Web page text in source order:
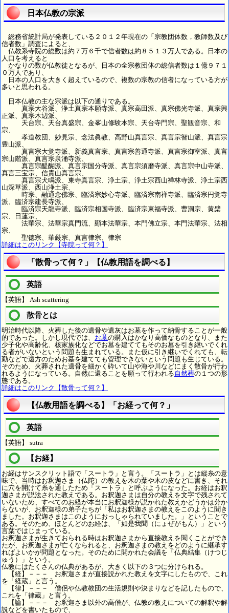
日本仏教の宗派
総務省統計局が発表している２０１２年現在の「宗教団体数，教師数及び
信者数」調査によると、
仏教系寺院の総数は約７万６千で信者数は約８５１３万人である。日本の
人口を考えると
かなりの数が仏教徒となるが、日本の全宗教団体の総信者数は１億９７１
０万人であり、
日本の人口を大きく超えているので、複数の宗教の信者になっている方が
多いと思われる。
日本仏教の主な宗派は以下の通りである。
真宗大谷派、浄土真宗本願寺派、真宗高田派、真宗佛光寺派、真宗興
正派、真宗木辺派、
天台宗、天台真盛宗、金峯山修験本宗、天台寺門宗、聖観音宗、和
宗、
孝道教団、妙見宗、念法眞教、高野山真言宗、真言宗智山派、真言宗
豊山派、
真言宗大覚寺派、新義真言宗、真言宗善通寺派、真言宗御室派、真言
宗山階派、真言宗泉涌寺派、
真言宗醍醐派、真言宗国分寺派、真言宗須磨寺派、真言宗中山寺派、
真言三宝宗、信貴山真言宗、
真言宗犬鳴派、東寺真言宗、浄土宗、浄土宗西山禅林寺派、浄土宗西
山深草派、西山浄土宗、
時宗、融通念佛宗、臨済宗妙心寺派、臨済宗南禅寺派、臨済宗円覚寺
派、臨済宗建長寺派、
臨済宗天龍寺派、臨済宗相国寺派、臨済宗東福寺派、曹洞宗、黄檗
宗、日蓮宗、
法華宗、法華宗真門流、顯本法華宗、本門佛立宗、本門法華宗、法相
宗、
聖徳宗、華厳宗、真言律宗、律宗
詳細はこのリンク【寺院って何？】
「散骨って何？」【仏教用語を調べる】
英語
【英語】 Ash scattering
散骨とは
明治時代以降、火葬した後の遺骨や遺灰はお墓を作って納骨することが一般
的であった。しかし現代では、 お墓の購入はかなり高価なものとなり、また
少子化や高齢化、核家族化などでお墓を建ててもそのお墓を引き継いでくれ
る者がいないという問題も生まれている。また仮に引き継いでくれても、転
勤などで遠方のためお墓を建てても管理できないという問題も生じている。
そのため、火葬された遺骨を細かく砕いて山や海や川などにまく散骨が行わ
れるようになっている。自然に還ることを願って行われる自然葬の１つの形
態である。
詳細はこのリンク【散骨って何？】
【仏教用語を調べる】「お経って何？」
英語
【英語】 sutra
【お経】
お経はサンスクリット語で「スートラ」と言う。「スートラ」とは縦糸の意
味で、当時はお釈迦さま（仏陀）の教えを木の葉や木の皮などに書き、それ
に穴を開けて糸を通したため「スートラ」と呼ぶようになった。お経はお釈
迦さまが説法された教えである。お釈迦さまは自分の教えを文字で残されて
いないため、すべてのお経が本当にお釈迦様が説かれた教えかどうかは分か
らないが、お釈迦様の弟子たちが「私はお釈迦さまの教えをこのように聞き
ました。お釈迦さまはこのようにおっしゃられていました。」ということで
ある。そのため、ほとんどのお経は、「如是我聞（にょぜがもん）」という
言葉ではじまっている。
お釈迦さまが生きておられる時はお釈迦さまから直接教えを聞くことができ
たが、お釈迦さまが亡くなられると、お釈迦さまの教えをどのように継承す
ればよいかが問題となった。そのために開かれた会議を「仏典結集（けつじ
ゅう）」という。
仏教にはたくさんの仏典があるが、大きく以下の３つに分けられる。
【経】－－－ お釈迦さまが直接説かれた教えを文字にしたもので、これ
を「経蔵」と言う。
【律】－－－ 僧侶や仏教教団の生活規則や決まりなどを記したもので、
これを「律蔵」と言う。
【論】－－－ お釈迦さま以外の高僧が、仏教の教えについての解釈や解
説などを書いたもので、